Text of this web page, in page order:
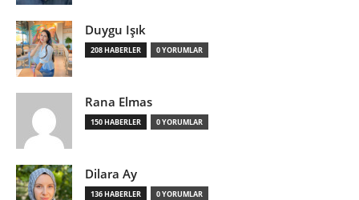
Duygu Işık
208 HABERLER 0 YORUMLAR
Rana Elmas
150 HABERLER 0 YORUMLAR
Dilara Ay
136 HABERLER 0 YORUMLAR